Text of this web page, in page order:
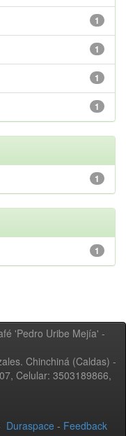
1
1
1
1
1
1
'Pedro Uribe Mejía' -
Chinchiná (Caldas) -
Celular: 3503189866,
Duraspace - Feedback